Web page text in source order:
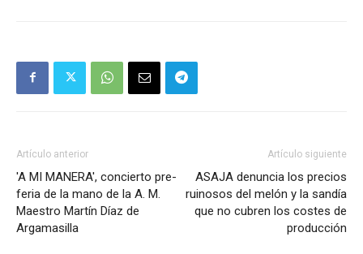
Artículo anterior
'A MI MANERA', concierto pre-
feria de la mano de la A. M.
Maestro Martín Díaz de
Argamasilla
Artículo siguiente
ASAJA denuncia los precios
ruinosos del melón y la sandía
que no cubren los costes de
producción